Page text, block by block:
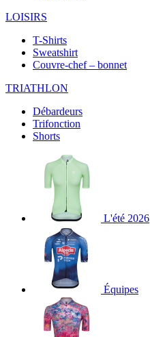
LOISIRS
T-Shirts
Sweatshirt
Couvre-chef – bonnet
TRIATHLON
Débardeurs
Trifonction
Shorts
L'été 2026
Équipes